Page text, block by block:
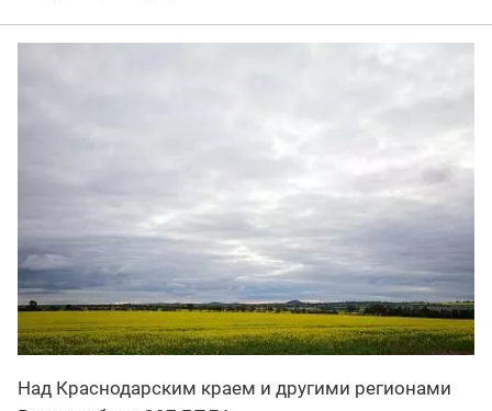
Над Краснодарским краем и другими регионами